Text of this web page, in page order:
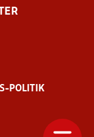
POLITIK